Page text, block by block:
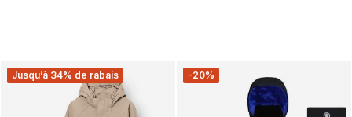
Jusqu’à 34% de rabais -20%